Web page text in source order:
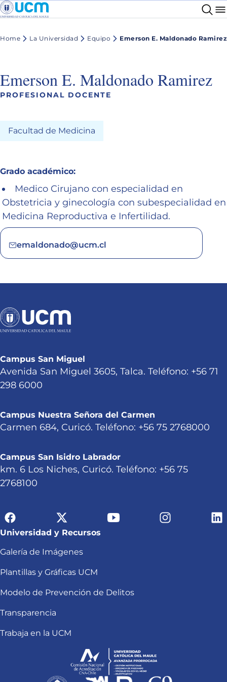
Home La Universidad Equipo Emerson E. Maldonado Ramirez
Emerson E. Maldonado Ramirez
PROFESIONAL DOCENTE
Facultad de Medicina
Grado académico:
Medico Cirujano con especialidad en
Obstetricia y ginecología con subespecialidad en
Medicina Reproductiva e Infertilidad.
emaldonado@ucm.cl
Campus San Miguel
Avenida San Miguel 3605, Talca. Teléfono: +56 71
298 6000
Campus Nuestra Señora del Carmen
Carmen 684, Curicó. Teléfono: +56 75 2768000
Campus San Isidro Labrador
km. 6 Los Niches, Curicó. Teléfono: +56 75
2768100
Universidad y Recursos
Galería de Imágenes
Plantillas y Gráficas UCM
Modelo de Prevención de Delitos
Transparencia
Trabaja en la UCM